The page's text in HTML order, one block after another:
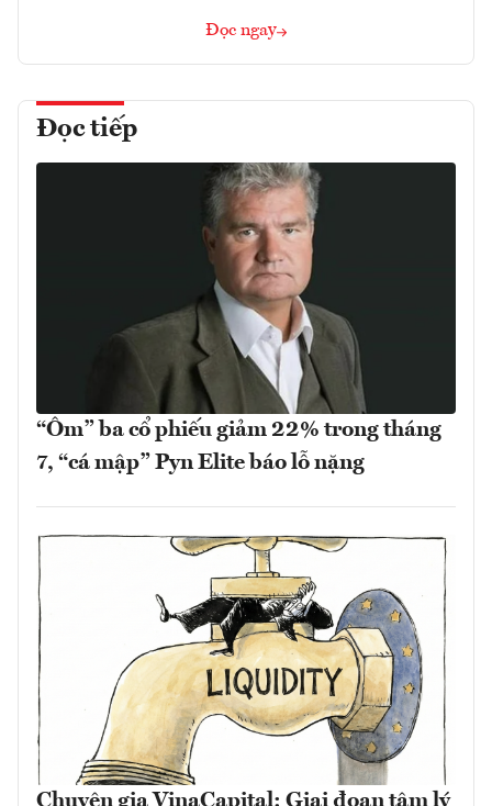
Đọc ngay
Đọc tiếp
“Ôm” ba cổ phiếu giảm 22% trong tháng
7, “cá mập” Pyn Elite báo lỗ nặng